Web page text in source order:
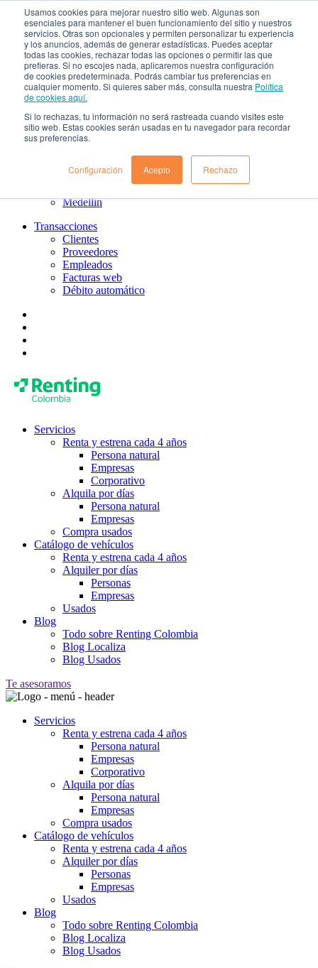
Usamos cookies para mejorar nuestro sitio web. Algunas son
esenciales para mantener el buen funcionamiento del sitio y nuestros
servicios. Otras son opcionales y permiten personalizar tu experiencia
y los anuncios, además de generar estadísticas. Puedes aceptar
todas las cookies, rechazar todas las opciones o permitir las que
prefieras. Si no escojes nada, aplicaremos nuestra configuración
de cookies predeterminada. Podrás cambiar tus preferencias en
cualquier momento. Si quieres saber más, consulta nuestra Política
de cookies aquí.
Si lo rechazas, tu información no será rastreada cuando visites este
sitio web. Estas cookies serán usadas en tu navegador para recordar
sus preferencias.
Configuración Acepto Rechazo
¿Qué es el renting?
Nosotros
Nuestra cultura
Gobierno corporativo
Política de tratamiento de datos
Ayuda
Guías de Usuario clientes
Preguntas frecuentes
PQRs
Aprende más
Bogotá
Medellin
Transacciones
Clientes
Proveedores
Empleados
Facturas web
Débito automático
Servicios
Renta y estrena cada 4 años
Persona natural
Empresas
Corporativo
Alquila por días
Persona natural
Empresas
Compra usados
Catálogo de vehículos
Renta y estrena cada 4 años
Alquiler por días
Personas
Empresas
Usados
Blog
Todo sobre Renting Colombia
Blog Localiza
Blog Usados
Te asesoramos
Servicios
Renta y estrena cada 4 años
Persona natural
Empresas
Corporativo
Alquila por días
Persona natural
Empresas
Compra usados
Catálogo de vehículos
Renta y estrena cada 4 años
Alquiler por días
Personas
Empresas
Usados
Blog
Todo sobre Renting Colombia
Blog Localiza
Blog Usados